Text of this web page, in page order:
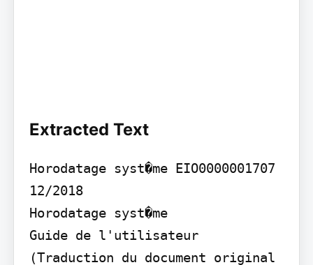
Extracted Text
Horodatage syst�me EIO0000001707
12/2018
Horodatage syst�me
Guide de l'utilisateur
(Traduction du document original